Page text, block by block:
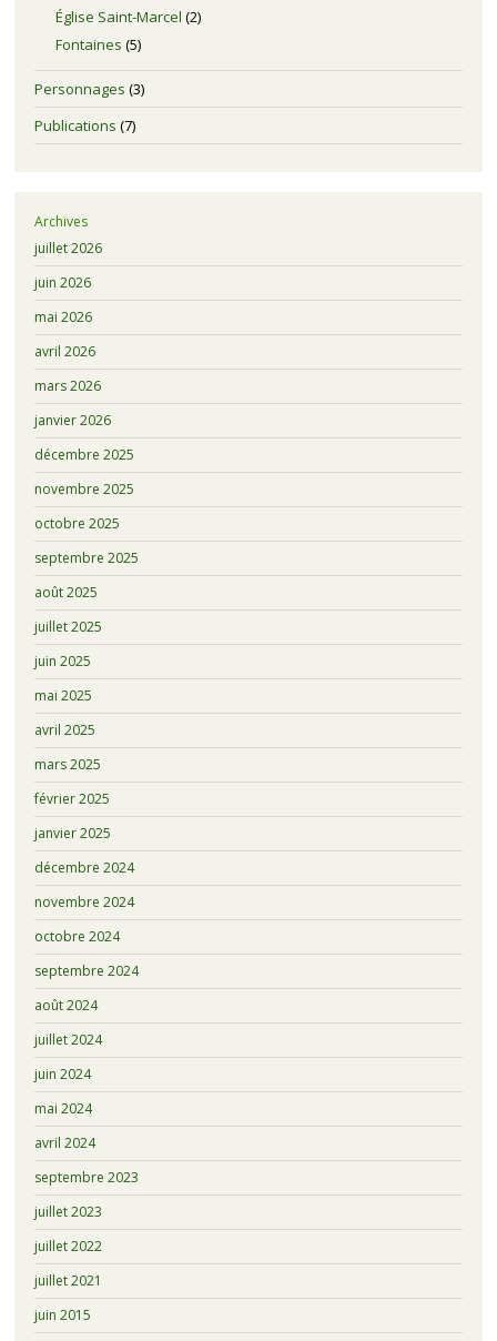
Église Saint-Marcel (2)
Fontaines (5)
Personnages (3)
Publications (7)
Archives
juillet 2026
juin 2026
mai 2026
avril 2026
mars 2026
janvier 2026
décembre 2025
novembre 2025
octobre 2025
septembre 2025
août 2025
juillet 2025
juin 2025
mai 2025
avril 2025
mars 2025
février 2025
janvier 2025
décembre 2024
novembre 2024
octobre 2024
septembre 2024
août 2024
juillet 2024
juin 2024
mai 2024
avril 2024
septembre 2023
juillet 2023
juillet 2022
juillet 2021
juin 2015